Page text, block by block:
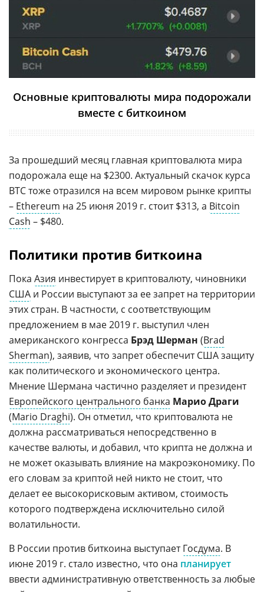
Основные криптовалюты мира подорожали
вместе с биткоином
За прошедший месяц главная криптовалюта мира
подорожала еще на $2300. Актуальный скачок курса
BTC тоже отразился на всем мировом рынке крипты
– Ethereum на 25 июня 2019 г. стоит $313, а Bitcoin
Cash – $480.
Политики против биткоина
Пока Азия инвестирует в криптовалюту, чиновники
США и России выступают за ее запрет на территории
этих стран. В частности, с соответствующим
предложением в мае 2019 г. выступил член
американского конгресса Брэд Шерман (Brad
Sherman), заявив, что запрет обеспечит США защиту
как политического и экономического центра.
Мнение Шермана частично разделяет и президент
Европейского центрального банка Марио Драги
(Mario Draghi). Он отметил, что криптовалюта не
должна рассматриваться непосредственно в
качестве валюты, и добавил, что крипта не должна и
не может оказывать влияние на макроэкономику. По
его словам за криптой ней никто не стоит, что
делает ее высокорисковым активом, стоимость
которого подтверждена исключительно силой
волатильности.
В России против биткоина выступаетГосдума. В
июне 2019 г. стало известно, что она планирует
ввести административную ответственность за любые